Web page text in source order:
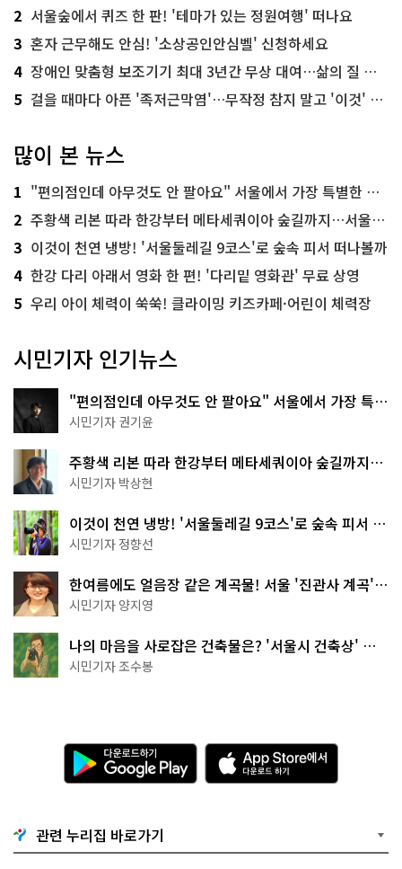
2 서울숲에서 퀴즈 한 판! '테마가 있는 정원여행' 떠나요
3 혼자 근무해도 안심! '소상공인안심벨' 신청하세요
4 장애인 맞춤형 보조기기 최대 3년간 무상 대여…삶의 질 높인다
5 걸을 때마다 아픈 '족저근막염'…무작정 참지 말고 '이것' 해보세요!
많이 본 뉴스
1 "편의점인데 아무것도 안 팔아요" 서울에서 가장 특별한 편의점의 정체
2 주황색 리본 따라 한강부터 메타세쿼이아 숲길까지…서울둘레길 15코스
3 이것이 천연 냉방! '서울둘레길 9코스'로 숲속 피서 떠나볼까
4 한강 다리 아래서 영화 한 편! '다리밑 영화관' 무료 상영
5 우리 아이 체력이 쑥쑥! 클라이밍 키즈카페·어린이 체력장
시민기자 인기뉴스
"편의점인데 아무것도 안 팔아요" 서울에서 가장 특별
한 편의점의 정체
시민기자 권기윤
주황색 리본 따라 한강부터 메타세쿼이아 숲길까지…
서울둘레길 15코스
시민기자 박상현
이것이 천연 냉방! '서울둘레길 9코스'로 숲속 피서 떠
나볼까
시민기자 정향선
한여름에도 얼음장 같은 계곡물! 서울 '진관사 계곡'이
천국이네~
시민기자 양지영
나의 마음을 사로잡은 건축물은? '서울시 건축상' 수
상작 공개!
시민기자 조수봉
다
운
로
기
G
o
A
p
p
e
관련 누리집 바로가기